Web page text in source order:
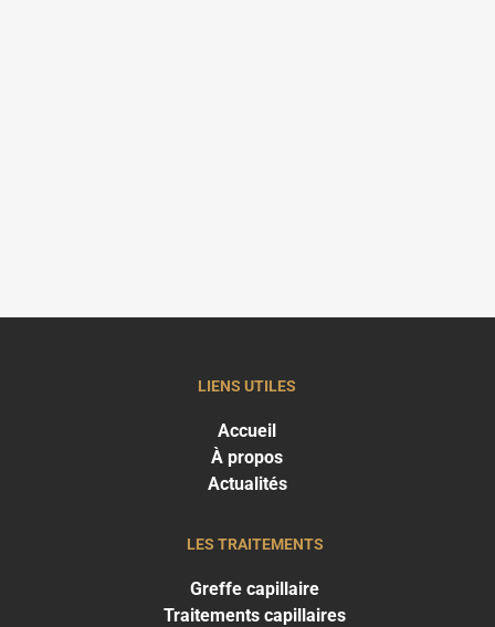
LIENS UTILES
Accueil
À propos
Actualités
LES TRAITEMENTS
Greffe capillaire
Traitements capillaires